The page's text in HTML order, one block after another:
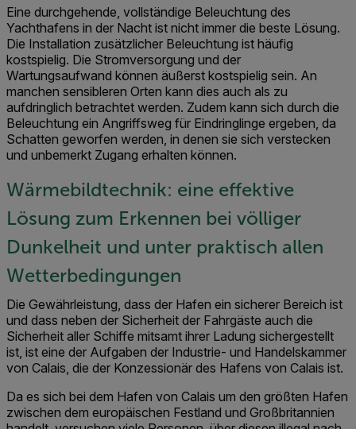
Eine durchgehende, vollständige Beleuchtung des
Yachthafens in der Nacht ist nicht immer die beste Lösung.
Die Installation zusätzlicher Beleuchtung ist häufig
kostspielig. Die Stromversorgung und der
Wartungsaufwand können äußerst kostspielig sein. An
manchen sensibleren Orten kann dies auch als zu
aufdringlich betrachtet werden. Zudem kann sich durch die
Beleuchtung ein Angriffsweg für Eindringlinge ergeben, da
Schatten geworfen werden, in denen sie sich verstecken
und unbemerkt Zugang erhalten können.
Wärmebildtechnik: eine effektive
Lösung zum Erkennen bei völliger
Dunkelheit und unter praktisch allen
Wetterbedingungen
Die Gewährleistung, dass der Hafen ein sicherer Bereich ist
und dass neben der Sicherheit der Fahrgäste auch die
Sicherheit aller Schiffe mitsamt ihrer Ladung sichergestellt
ist, ist eine der Aufgaben der Industrie- und Handelskammer
von Calais, die der Konzessionär des Hafens von Calais ist.
Da es sich bei dem Hafen von Calais um den größten Hafen
zwischen dem europäischen Festland und Großbritannien